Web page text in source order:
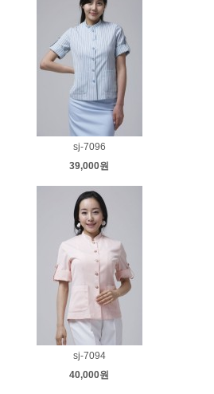
sj-7096
39,000원
sj-7094
40,000원